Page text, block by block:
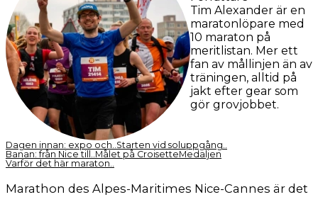
Tim Alexander är en
maratonlöpare med
10 maraton på
meritlistan. Mer ett
fan av mållinjen än av
träningen, alltid på
jakt efter gear som
gör grovjobbet.
Dagen innan: expo och.. Starten vid soluppgång..
Banan: från Nice till.. Målet på CroisetteMedaljen
Varför det här maraton..
Marathon des Alpes-Maritimes Nice-Cannes är det